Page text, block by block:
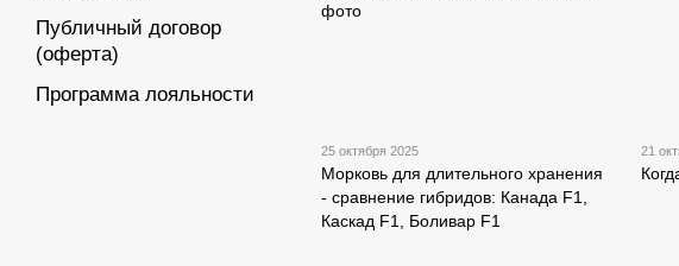
25 октября 2025
Морковь для длительного хранения
- сравнение гибридов: Канада F1,
Каскад F1, Боливар F1
21
Публичный договор
(оферта)
Программа лояльности